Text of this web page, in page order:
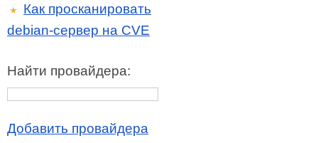
★
Как просканировать
debian-сервер на CVE
Найти провайдера:
Добавить провайдера